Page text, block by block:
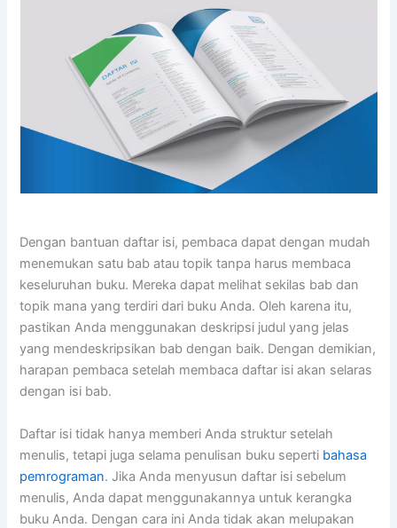
Dengan bantuan daftar isi, pembaca dapat dengan mudah
menemukan satu bab atau topik tanpa harus membaca
keseluruhan buku. Mereka dapat melihat sekilas bab dan
topik mana yang terdiri dari buku Anda. Oleh karena itu,
pastikan Anda menggunakan deskripsi judul yang jelas
yang mendeskripsikan bab dengan baik. Dengan demikian,
harapan pembaca setelah membaca daftar isi akan selaras
dengan isi bab.
Daftar isi tidak hanya memberi Anda struktur setelah
menulis, tetapi juga selama penulisan buku seperti bahasa
pemrograman. Jika Anda menyusun daftar isi sebelum
menulis, Anda dapat menggunakannya untuk kerangka
buku Anda. Dengan cara ini Anda tidak akan melupakan